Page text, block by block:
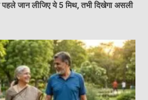
जान लीजिए ये 5 मिथ, तभी दिखेगा असली